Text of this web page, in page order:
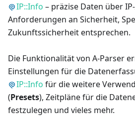
IP::Info – präzise Daten über
Anforderungen an Sicherheit,
Zukunftssicherheit entsprechen.
Die Funktionalität von A-Parser
Einstellungen für die
IP::Info für die weitere
(Presets), Zeitpläne für die
festzulegen und vieles mehr.